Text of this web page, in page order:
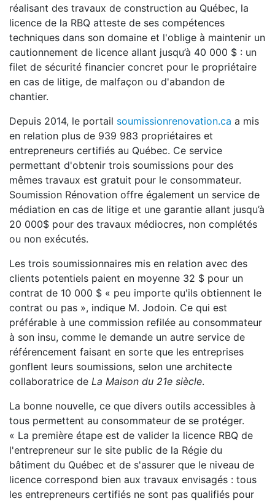
réalisant des travaux de construction au Québec, la
licence de la RBQ atteste de ses compétences
techniques dans son domaine et l'oblige à maintenir un
cautionnement de licence allant jusqu’à 40 000 $ : un
filet de sécurité financier concret pour le propriétaire
en cas de litige, de malfaçon ou d'abandon de
chantier.
Depuis 2014, le portail soumissionrenovation.ca a mis
en relation plus de 939 983 propriétaires et
entrepreneurs certifiés au Québec. Ce service
permettant d'obtenir trois soumissions pour des
mêmes travaux est gratuit pour le consommateur.
Soumission Rénovation offre également un service de
médiation en cas de litige et une garantie allant jusqu’à
20 000$ pour des travaux médiocres, non complétés
ou non exécutés.
Les trois soumissionnaires mis en relation avec des
clients potentiels paient en moyenne 32 $ pour un
contrat de 10 000 $ « peu importe qu'ils obtiennent le
contrat ou pas », indique M. Jodoin. Ce qui est
préférable à une commission refilée au consommateur
à son insu, comme le demande un autre service de
référencement faisant en sorte que les entreprises
gonflent leurs soumissions, selon une architecte
collaboratrice de La Maison du 21e siècle.
La bonne nouvelle, ce que divers outils accessibles à
tous permettent au consommateur de se protéger.
« La première étape est de valider la licence RBQ de
l'entrepreneur sur le site public de la Régie du
bâtiment du Québec et de s'assurer que le niveau de
licence correspond bien aux travaux envisagés : tous
les entrepreneurs certifiés ne sont pas qualifiés pour